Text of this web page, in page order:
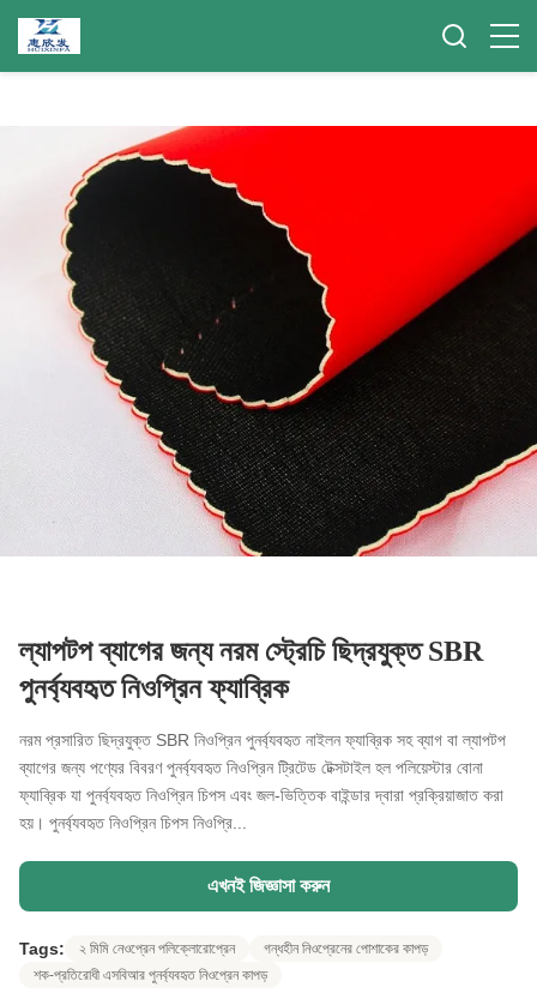
ল্যাপটপ ব্যাগের জন্য নরম স্ট্রেচি ছিদ্রযুক্ত SBR
পুনর্ব্যবহৃত নিওপ্রিন ফ্যাব্রিক
নরম প্রসারিত ছিদ্রযুক্ত SBR নিওপ্রিন পুনর্ব্যবহৃত নাইলন ফ্যাব্রিক সহ ব্যাগ বা ল্যাপটপ
ব্যাগের জন্য পণ্যের বিবরণ পুনর্ব্যবহৃত নিওপ্রিন ট্রিটেড টেক্সটাইল হল পলিয়েস্টার বোনা
ফ্যাব্রিক যা পুনর্ব্যবহৃত নিওপ্রিন চিপস এবং জল-ভিত্তিক বাইন্ডার দ্বারা প্রক্রিয়াজাত করা
হয়। পুনর্ব্যবহৃত নিওপ্রিন চিপস নিওপ্রি...
এখনই জিজ্ঞাসা করুন
Tags: ২ মিমি নেওপ্রেন পলিক্লোরোপ্রেন
গন্ধহীন নিওপ্রেনের পোশাকের কাপড়
শক-প্রতিরোধী এসবিআর পুনর্ব্যবহৃত নিওপ্রেন কাপড়